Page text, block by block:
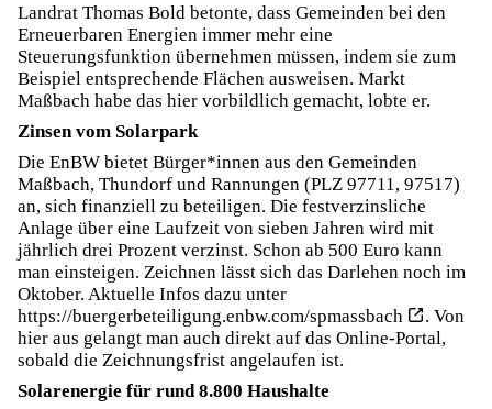
Landrat Thomas Bold betonte, dass Gemeinden bei den
Erneuerbaren Energien immer mehr eine
Steuerungsfunktion übernehmen müssen, indem sie zum
Beispiel entsprechende Flächen ausweisen. Markt
Maßbach habe das hier vorbildlich gemacht, lobte er.
Zinsen vom Solarpark
Die EnBW bietet Bürger*innen aus den Gemeinden
Maßbach, Thundorf und Rannungen (PLZ 97711, 97517)
an, sich finanziell zu beteiligen. Die festverzinsliche
Anlage über eine Laufzeit von sieben Jahren wird mit
jährlich drei Prozent verzinst. Schon ab 500 Euro kann
man einsteigen. Zeichnen lässt sich das Darlehen noch im
Oktober. Aktuelle Infos dazu unter
https://buergerbeteiligung.enbw.com/spmassbach
. Von
hier aus gelangt man auch direkt auf das Online-Portal,
sobald die Zeichnungsfrist angelaufen ist.
Solarenergie für rund 8.800 Haushalte